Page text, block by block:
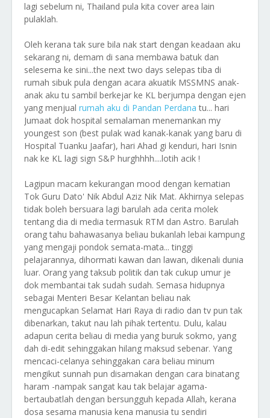
lagi sebelum ni, Thailand pula kita cover area lain
pulaklah.
Oleh kerana tak sure bila nak start dengan keadaan aku
sekarang ni, demam di sana membawa batuk dan
selesema ke sini...the next two days selepas tiba di
rumah sibuk pula dengan acara akuatik MSSMNS anak-
anak aku tu sambil berkejar ke KL berjumpa dengan ejen
yang menjual rumah aku di Pandan Perdana tu... hari
Jumaat dok hospital semalaman menemankan my
youngest son (best pulak wad kanak-kanak yang baru di
Hospital Tuanku Jaafar), hari Ahad gi kenduri, hari Isnin
nak ke KL lagi sign S&P hurghhhh....lotih acik !
Lagipun macam kekurangan mood dengan kematian
Tok Guru Dato' Nik Abdul Aziz Nik Mat. Akhirnya selepas
tidak boleh bersuara lagi barulah ada cerita molek
tentang dia di media termasuk RTM dan Astro. Barulah
orang tahu bahawasanya beliau bukanlah lebai kampung
yang mengaji pondok semata-mata... tinggi
pelajarannya, dihormati kawan dan lawan, dikenali dunia
luar. Orang yang taksub politik dan tak cukup umur je
dok membantai tak sudah sudah. Semasa hidupnya
sebagai Menteri Besar Kelantan beliau nak
mengucapkan Selamat Hari Raya di radio dan tv pun tak
dibenarkan, takut nau lah pihak tertentu. Dulu, kalau
adapun cerita beliau di media yang buruk sokmo, yang
dah di-edit sehinggakan hilang maksud sebenar. Yang
mencaci-celanya sehinggakan cara beliau minum
mengikut sunnah pun disamakan dengan cara binatang
haram -nampak sangat kau tak belajar agama-
bertaubatlah dengan bersungguh kepada Allah, kerana
dosa sesama manusia kena manusia tu sendiri